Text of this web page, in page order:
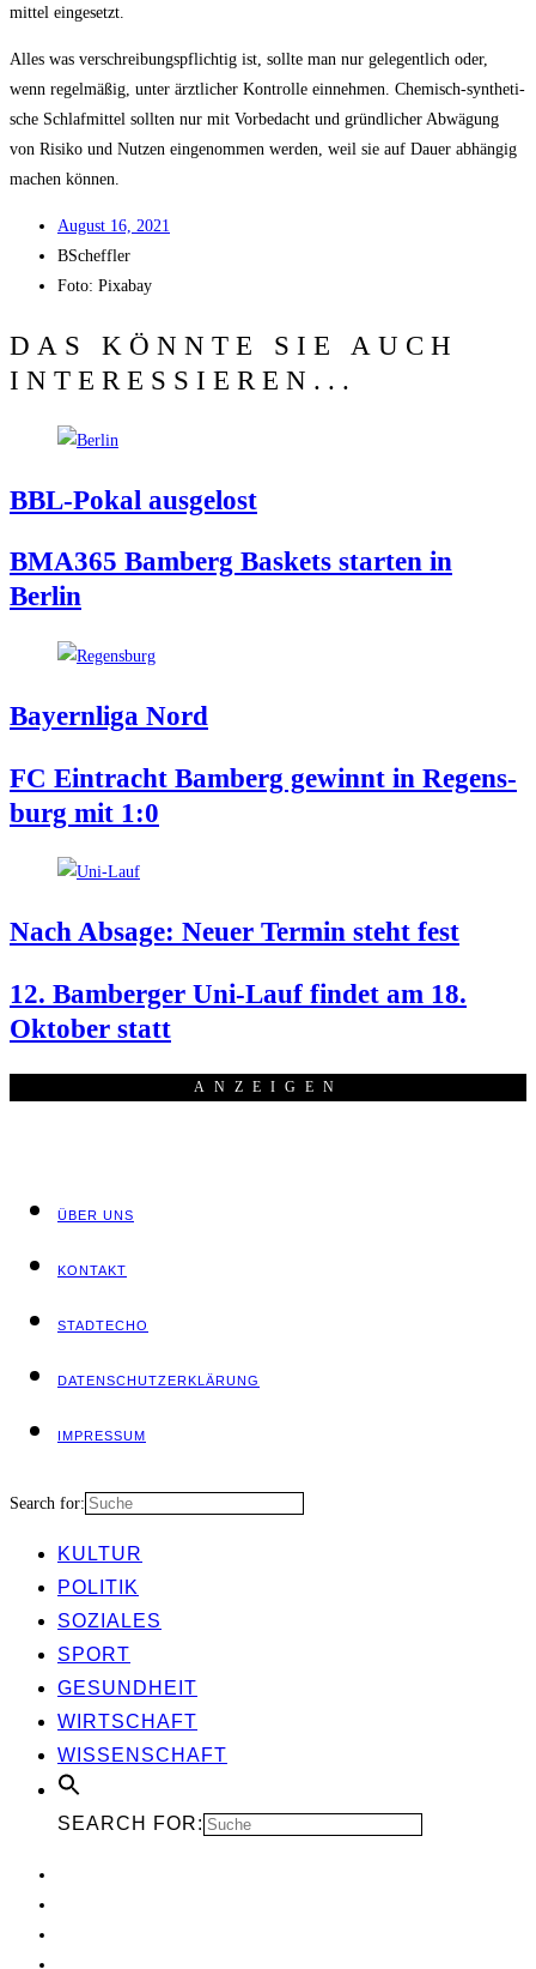
mit­tel eingesetzt.
Alles was ver­schrei­bungs­pflich­tig ist, soll­te man nur gele­gent­lich oder,
wenn regel­mä­ßig, unter ärzt­li­cher Kon­trol­le ein­neh­men. Che­misch-syn­the­ti­
sche Schlaf­mit­tel soll­ten nur mit Vor­be­dacht und gründ­li­cher Abwä­gung
von Risi­ko und Nut­zen ein­ge­nom­men wer­den, weil sie auf Dau­er abhän­gig
machen können.
August 16, 2021
BScheffler
Foto: Pixabay
DAS KÖNNTE SIE AUCH
INTERESSIEREN...
BBL-Pokal aus­ge­lost
BMA365 Bam­berg Bas­kets star­ten in
Berlin
Bay­ern­li­ga Nord
FC Ein­tracht Bam­berg gewinnt in Regens­
burg mit 1:0
Nach Absa­ge: Neu­er Ter­min steht fest
12. Bam­ber­ger Uni-Lauf fin­det am 18.
Okto­ber statt
ANZEI­GEN
ÜBER UNS
KON­TAKT
STADT­ECHO
DATEN­SCHUTZ­ER­KLÄ­RUNG
IMPRES­SUM
Search for:
KUL­TUR
POLI­TIK
SOZIA­LES
SPORT
GESUND­HEIT
WIRT­SCHAFT
WIS­SEN­SCHAFT
SEARCH FOR: